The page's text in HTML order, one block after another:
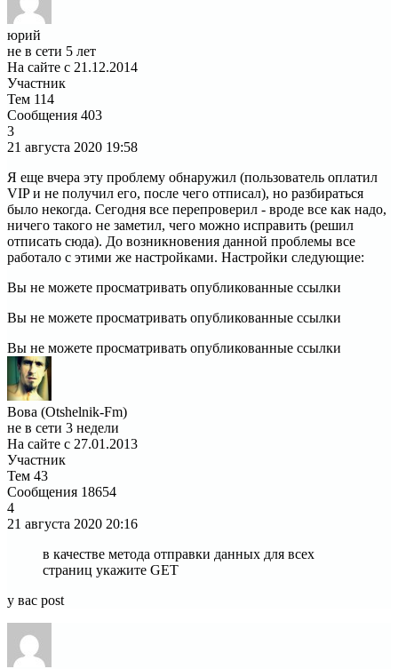
юрий
не в сети 5 лет
На сайте с 21.12.2014
Участник
Тем 114
Сообщения 403
3
21 августа 2020 19:58
Я еще вчера эту проблему обнаружил (пользователь оплатил
VIP и не получил его, после чего отписал), но разбираться
было некогда. Сегодня все перепроверил - вроде все как надо,
ничего такого не заметил, чего можно исправить (решил
отписать сюда). До возникновения данной проблемы все
работало с этими же настройками. Настройки следующие:
Вы не можете просматривать опубликованные ссылки
Вы не можете просматривать опубликованные ссылки
Вы не можете просматривать опубликованные ссылки
Вова (Otshelnik-Fm)
не в сети 3 недели
На сайте с 27.01.2013
Участник
Тем 43
Сообщения 18654
4
21 августа 2020 20:16
в качестве метода отправки данных для всех
страниц укажите GET
у вас post